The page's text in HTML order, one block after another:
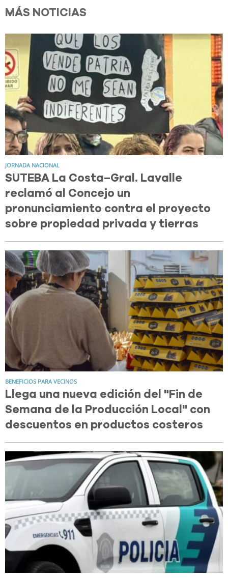
MÁS NOTICIAS
JORNADA NACIONAL
SUTEBA La Costa–Gral. Lavalle
reclamó al Concejo un
pronunciamiento contra el proyecto
sobre propiedad privada y tierras
BENEFICIOS PARA VECINOS
Llega una nueva edición del "Fin de
Semana de la Producción Local" con
descuentos en productos costeros